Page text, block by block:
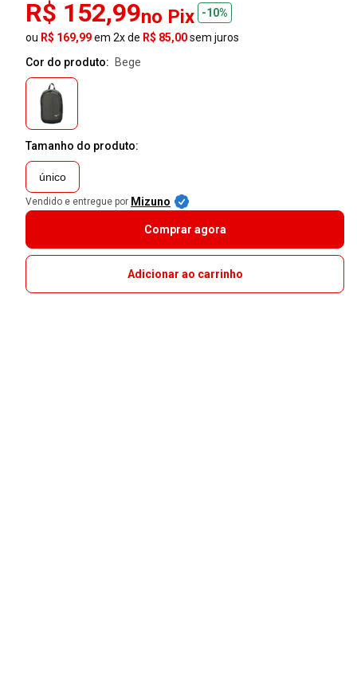
R$ 152,99no Pix
-10%
ou R$ 169,99em 2x de R$ 85,00sem juros
Cor do produto:
bege
Tamanho do produto:
único
Vendido e entregue por Mizuno
Comprar agora
Adicionar ao carrinho